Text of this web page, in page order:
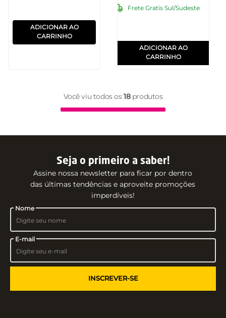
ADICIONAR AO
CARRINHO
Frete Gratis Sul/Sudeste
ADICIONAR AO
CARRINHO
Você viu todos os18produtos
Seja o primeiro a saber!
Assine nossa newsletter para ficar por dentro
das últimas tendências e aproveite promoções
imperdíveis!
Nome
E-mail
INSCREVER-SE